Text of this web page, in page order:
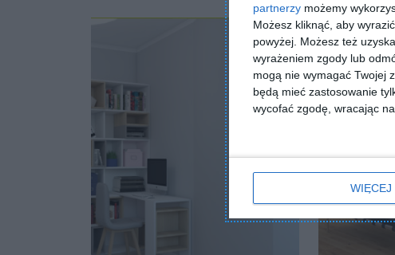
partnerzy możemy
Możesz kliknąć, aby
powyżej. Możesz też
wyrażeniem zgody lub
mogą nie wymagać Twojej
będą mieć zastosowanie
wycofać zgodę, wracając
WIĘCEJ